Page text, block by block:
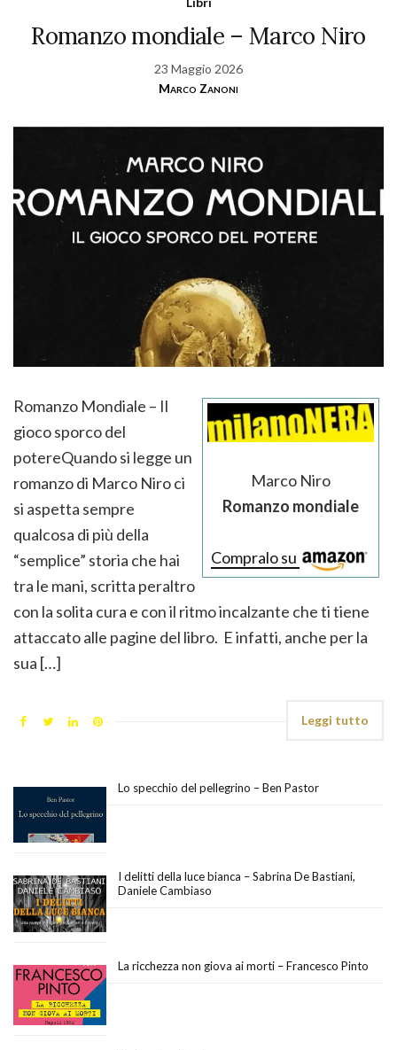
Romanzo mondiale – Marco Niro
23 Maggio 2026
Marco Zanoni
Marco Niro
Romanzo mondiale
Compralo su
Romanzo Mondiale – Il
gioco sporco del
potereQuando si legge un
romanzo di Marco Niro ci
si aspetta sempre
qualcosa di più della
“semplice” storia che hai
tra le mani, scritta peraltro
con la solita cura e con il ritmo incalzante che ti tiene
attaccato alle pagine del libro. E infatti, anche per la
sua […]
Leggi tutto
Lo specchio del pellegrino – Ben Pastor
I delitti della luce bianca – Sabrina De Bastiani,
Daniele Cambiaso
La ricchezza non giova ai morti – Francesco Pinto